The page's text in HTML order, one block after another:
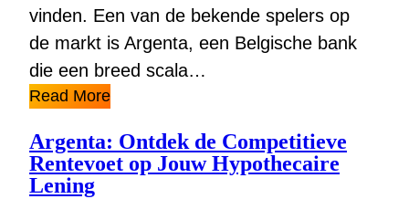
vinden. Een van de bekende spelers op
de markt is Argenta, een Belgische bank
die een breed scala…
Read More
Argenta: Ontdek de Competitieve
Rentevoet op Jouw Hypothecaire
Lening